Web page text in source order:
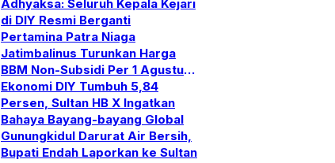
Adhyaksa: Seluruh Kepala Kejari
di DIY Resmi Berganti
Pertamina Patra Niaga
Jatimbalinus Turunkan Harga
BBM Non-Subsidi Per 1 Agustus
2026
Ekonomi DIY Tumbuh 5,84
Persen, Sultan HB X Ingatkan
Bahaya Bayang-bayang Global
Gunungkidul Darurat Air Bersih,
Bupati Endah Laporkan ke Sultan